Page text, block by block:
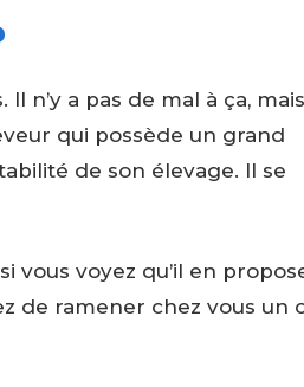
n’y a pas de mal à ça, mais
qui possède un grand
de son élevage. Il se
vous voyez qu’il en
de ramener chez vous un